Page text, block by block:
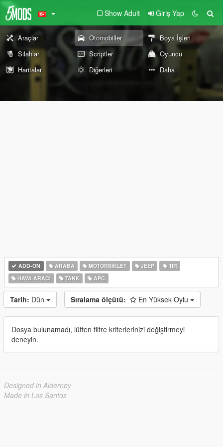
Show Adult Giriş Yap
Araçlar Otomobiller
Boya İşleri
Silahlar
Scriptler
Oyuncu
Haritalar
Diğerleri Daha
ADD-ON ARABA MOTORSIKLET JEEP
TIR
HAVA ARACI
TANK APC
Tarih: Dün Sıralama ölçütü: En Yüksek Oylu
Dosya bulunamadı, lütfen filtre kriterlerinizi değiştirmeyi
deneyin.
Designed in Alderney
Made in Los Santos